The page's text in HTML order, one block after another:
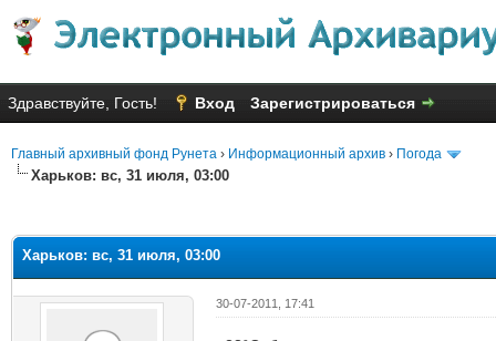
Здравствуйте, Гость! Вход Зарегистрироваться
Главный архивный фонд Рунета › Информационный архив › Погода
Харьков: вс, 31 июля, 03:00
Харьков: вс, 31 июля, 03:00
30-07-2011, 17:41